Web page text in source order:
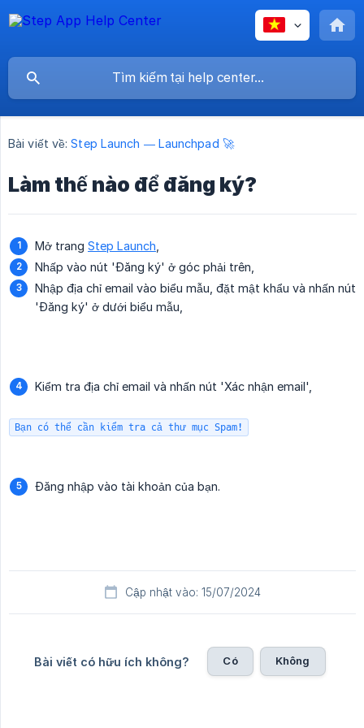
Bài viết về: Step Launch — Launchpad 🚀
Làm thế nào để đăng ký?
Mở trang Step Launch
Nhấp vào nút 'Đăng ký' ở góc phải trên,
Nhập địa chỉ email vào biểu mẫu, đặt mật khẩu và nhấn nút
'Đăng ký' ở dưới biểu mẫu,
Kiểm tra địa chỉ email và nhấn nút 'Xác nhận email',
Bạn có thể cần kiểm tra cả thư mục Spam!
Đăng nhập vào tài khoản của bạn.
Cập nhật vào: 15/07/2024
Bài viết có hữu ích không? Có Không